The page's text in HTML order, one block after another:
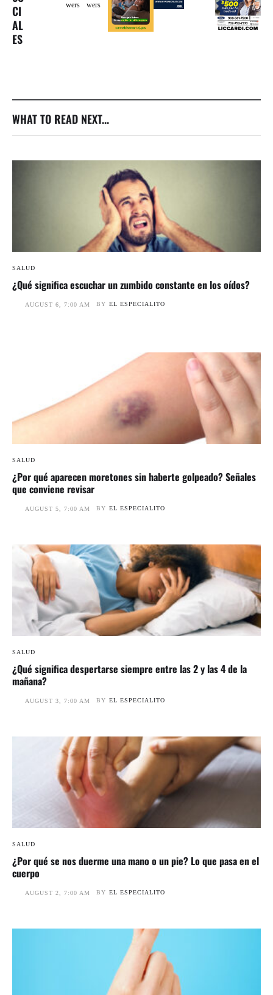
CI
AL
ES
wers wers
WHAT TO READ NEXT...
SALUD
¿Qué significa escuchar un zumbido constante en los oídos?
AUGUST 6, 7:00 AM BY EL ESPECIALITO
SALUD
¿Por qué aparecen moretones sin haberte golpeado? Señales
que conviene revisar
AUGUST 5, 7:00 AM BY EL ESPECIALITO
SALUD
¿Qué significa despertarse siempre entre las 2 y las 4 de la
mañana?
AUGUST 3, 7:00 AM BY EL ESPECIALITO
SALUD
¿Por qué se nos duerme una mano o un pie? Lo que pasa en el
cuerpo
AUGUST 2, 7:00 AM BY EL ESPECIALITO